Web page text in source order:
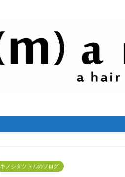
キノシタツトムのブログ